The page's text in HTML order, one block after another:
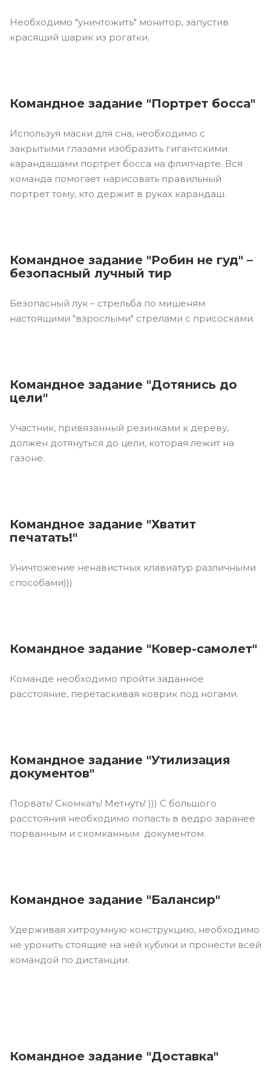
Необходимо "уничтожить" монитор, запустив
красящий шарик из рогатки.
Командное задание "Портрет босса"
Используя маски для сна, необходимо с
закрытыми глазами изобразить гигантскими
карандашами портрет босса на флипчарте. Вся
команда помогает нарисовать правильный
портрет тому, кто держит в руках карандаш.
Командное задание "Робин не гуд" –
безопасный лучный тир
Безопасный лук – стрельба по мишеням
настоящими "взрослыми" стрелами с присосками.
Командное задание "Дотянись до
цели"
Участник, привязанный резинками к дереву,
должен дотянуться до цели, которая лежит на
газоне.
Командное задание "Хватит
печатать!"
Уничтожение ненавистных клавиатур различными
способами)))
Командное задание "Ковер-самолет"
Команде необходимо пройти заданное
расстояние, перетаскивая коврик под ногами.
Командное задание "Утилизация
документов"
Порвать! Скомкать! Метнуть! ))) С большого
расстояния необходимо попасть в ведро заранее
порванным и скомканным документом.
Командное задание "Балансир"
Удерживая хитроумную конструкцию, необходимо
не уронить стоящие на ней кубики и пронести всей
командой по дистанции.
Командное задание "Доставка"